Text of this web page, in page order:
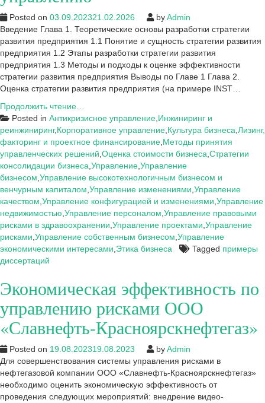
международный
рынок
Posted on 03.09.202321.02.2026 byAdmin
Введение Глава 1. Теоретические основы разработки стратегии
развития предприятия 1.1 Понятие и сущность стратегии развития
предприятия 1.2 Этапы разработки стратегии развития
предприятия 1.3 Методы и подходы к оценке эффективности
стратегии развития предприятия Выводы по Главе 1 Глава 2.
Оценка стратегии развития предприятия (на примере INST…
Продолжить чтение…
диссертаций
по
управлению
Posted in Антикризисное управление Инжиниринг и
реинжиниринг,Корпоративное управление Культура бизнеса Лизинг,
факторинг и проектное финансирование Методы принятия
управленческих решений Оценка стоимости бизнеса Стратегии
консолидации бизнеса Управление Управление
бизнесом Управление высокотехнологичным бизнесом и
венчурным капиталом Управление изменениями Управление
качеством Управление конфигурацией и изменениями Управление
недвижимостью Управление персоналом Управление правовыми
рисками в здравоохранении Управление проектами Управление
рисками Управление собственным бизнесом Управление
экономическими интересами Этика бизнеса Tagged примеры
диссертаций
Экономическая эффективность по
управлению рисками ООО
«Славнефть-Красноярскнефтегаз»
Posted on 19.08.202319.08.2023 byAdmin
Для совершенствования системы управления рисками в
нефтегазовой компании ООО «Славнефть-Красноярскнефтегаз»
необходимо оценить экономическую эффективность от
проведения следующих мероприятий: внедрение видео-